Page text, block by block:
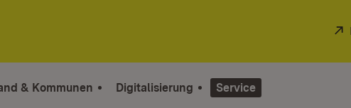
& Kommunen Digitalisierung Service